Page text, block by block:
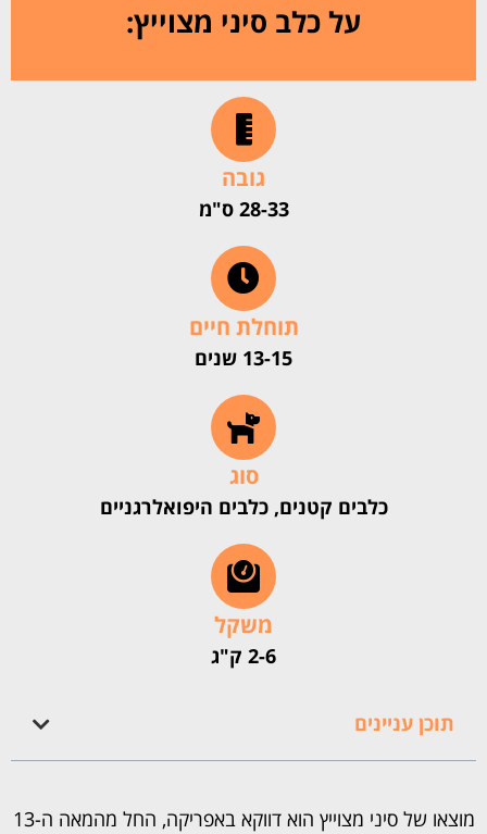
על כלב סיני מצוייץ:
גובה
28-33 ס"מ
תוחלת חיים
13-15 שנים
סוג
כלבים קטנים, כלבים היפואלרגניים
משקל
2-6 ק"ג
תוכן עניינים
מוצאו של סיני מצוייץ הוא דווקא באפריקה, החל מהמאה ה-13